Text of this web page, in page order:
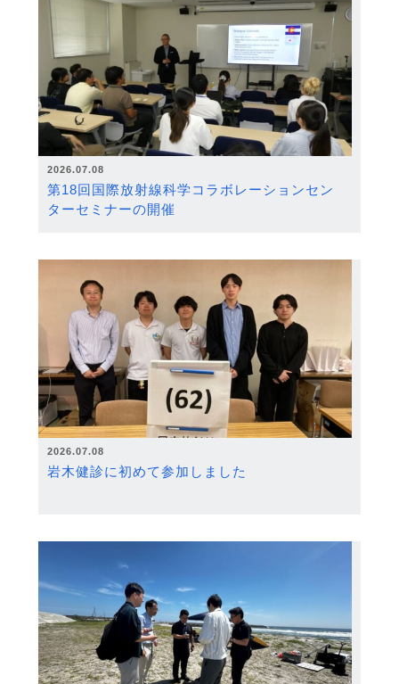
2026.07.08
第18回国際放射線科学コラボレーションセン
ターセミナーの開催
2026.07.08
岩木健診に初めて参加しました